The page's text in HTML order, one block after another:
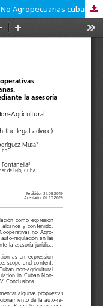
La auto-regulación en las Cooperativas No Agropecuarias cubanas. Propuestas para su optimización mediante la asesoría jurídica